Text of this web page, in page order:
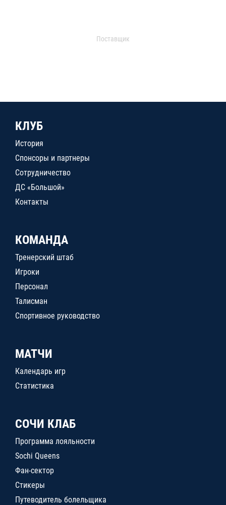
Поставщик
КЛУБ
История
Спонсоры и партнеры
Сотрудничество
ДС «Большой»
Контакты
КОМАНДА
Тренерский штаб
Игроки
Персонал
Талисман
Спортивное руководство
МАТЧИ
Календарь игр
Статистика
СОЧИ КЛАБ
Программа лояльности
Sochi Queens
Фан-сектор
Стикеры
Путеводитель болельщика